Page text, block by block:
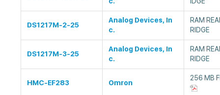
DS1217M-2-25
Analog Devices, In
c.
RAM
RIDGE
DS1217M-3-25
Analog Devices, In
c.
RAM
RIDGE
HMC-EF283 Omron
256 MB